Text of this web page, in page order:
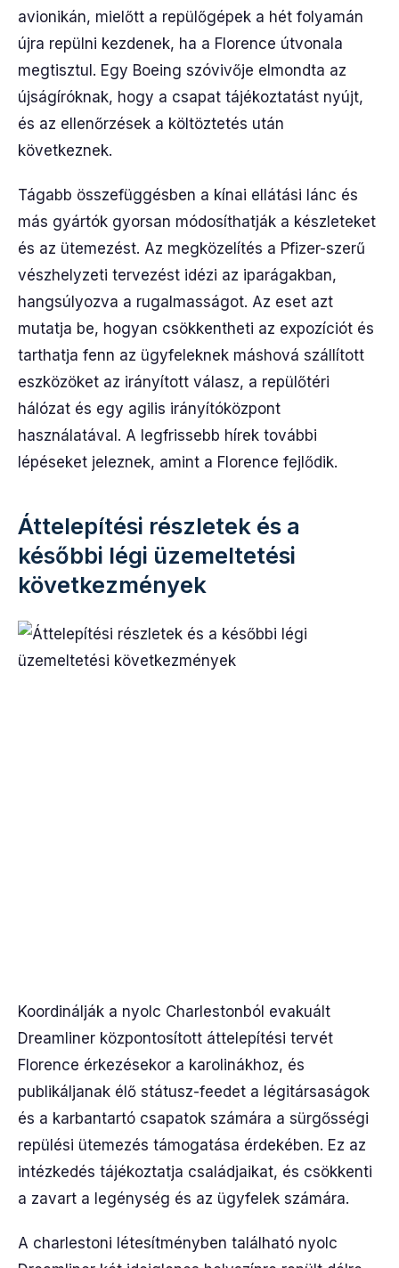
avionikán, mielőtt a repülőgépek a hét folyamán
újra repülni kezdenek, ha a Florence útvonala
megtisztul. Egy Boeing szóvivője elmondta az
újságíróknak, hogy a csapat tájékoztatást nyújt,
és az ellenőrzések a költöztetés után
következnek.
Tágabb összefüggésben a kínai ellátási lánc és
más gyártók gyorsan módosíthatják a készleteket
és az ütemezést. Az megközelítés a Pfizer-szerű
vészhelyzeti tervezést idézi az iparágakban,
hangsúlyozva a rugalmasságot. Az eset azt
mutatja be, hogyan csökkentheti az expozíciót és
tarthatja fenn az ügyfeleknek máshová szállított
eszközöket az irányított válasz, a repülőtéri
hálózat és egy agilis irányítóközpont
használatával. A legfrissebb hírek további
lépéseket jeleznek, amint a Florence fejlődik.
Áttelepítési részletek és a
későbbi légi üzemeltetési
következmények
Koordinálják a nyolc Charlestonból evakuált
Dreamliner központosított áttelepítési tervét
Florence érkezésekor a karolinákhoz, és
publikáljanak élő státusz-feedet a légitársaságok
és a karbantartó csapatok számára a sürgősségi
repülési ütemezés támogatása érdekében. Ez az
intézkedés tájékoztatja családjaikat, és csökkenti
a zavart a legénység és az ügyfelek számára.
A charlestoni létesítményben található nyolc